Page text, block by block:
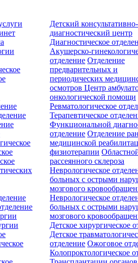
Детский консультативно-
диагностический центр
Диагностическое
Акушерско-
отделение Отделение
предварительных и
периодических
осмотровЦентр
онкологической помощи
Ревматологическое
Терапевтическое
Функциональной
отделение Отделение
медицинской
физиотерапии
рассеянного склероза
Неврологическое
больных с острыми
мозгового
Неврологическое
больных с острыми
мозгового
Детское хирургическое
Детское
отделение Ожоговое
Колопроктологическое